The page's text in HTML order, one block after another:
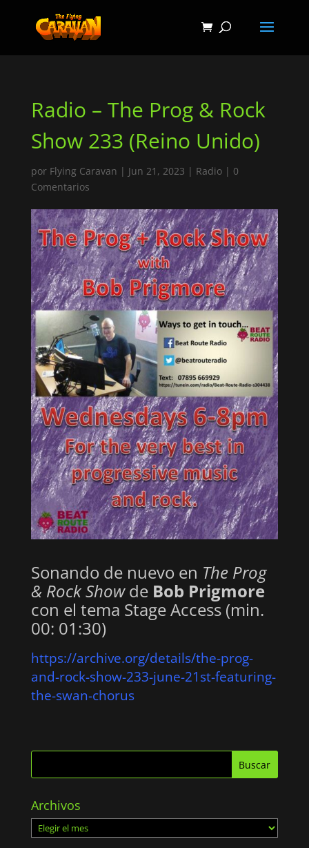
Radio – The Prog & Rock
Show 233 (Reino Unido)
por Flying Caravan | Jun 21, 2023 | Radio| 0
Comentarios
Sonando de nuevo en The Prog
& Rock Showde Bob Prigmore
con el tema Stage Access (min.
00: 01:30)
https://archive.org/details/the-prog-
and-rock-show-233-june-21st-featuring-
the-swan-chorus
Archivos
Archivos